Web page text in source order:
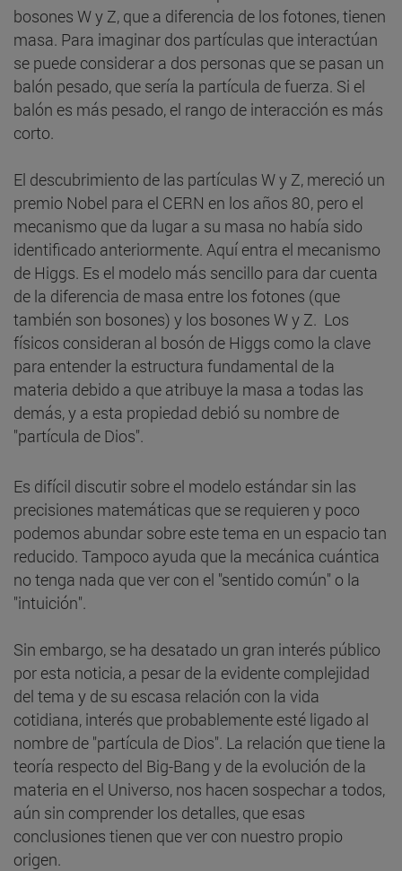
bosones W y Z, que a diferencia de los fotones, tienen
masa. Para imaginar dos partículas que interactúan
se puede considerar a dos personas que se pasan un
balón pesado, que sería la partícula de fuerza. Si el
balón es más pesado, el rango de interacción es más
corto.
El descubrimiento de las partículas W y Z, mereció un
premio Nobel para el CERN en los años 80, pero el
mecanismo que da lugar a su masa no había sido
identificado anteriormente. Aquí entra el mecanismo
de Higgs. Es el modelo más sencillo para dar cuenta
de la diferencia de masa entre los fotones (que
también son bosones) y los bosones W y Z. Los
físicos consideran al bosón de Higgs como la clave
para entender la estructura fundamental de la
materia debido a que atribuye la masa a todas las
demás, y a esta propiedad debió su nombre de
"partícula de Dios".
Es difícil discutir sobre el modelo estándar sin las
precisiones matemáticas que se requieren y poco
podemos abundar sobre este tema en un espacio tan
reducido. Tampoco ayuda que la mecánica cuántica
no tenga nada que ver con el "sentido común" o la
"intuición".
Sin embargo, se ha desatado un gran interés público
por esta noticia, a pesar de la evidente complejidad
del tema y de su escasa relación con la vida
cotidiana, interés que probablemente esté ligado al
nombre de "partícula de Dios". La relación que tiene la
teoría respecto del Big-Bang y de la evolución de la
materia en el Universo, nos hacen sospechar a todos,
aún sin comprender los detalles, que esas
conclusiones tienen que ver con nuestro propio
origen.